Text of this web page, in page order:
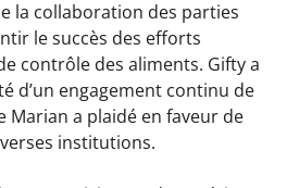
la collaboration des parties
le succès des efforts
contrôle des aliments. Gifty a
d’un engagement continu de
Marian a plaidé en faveur de
institutions.